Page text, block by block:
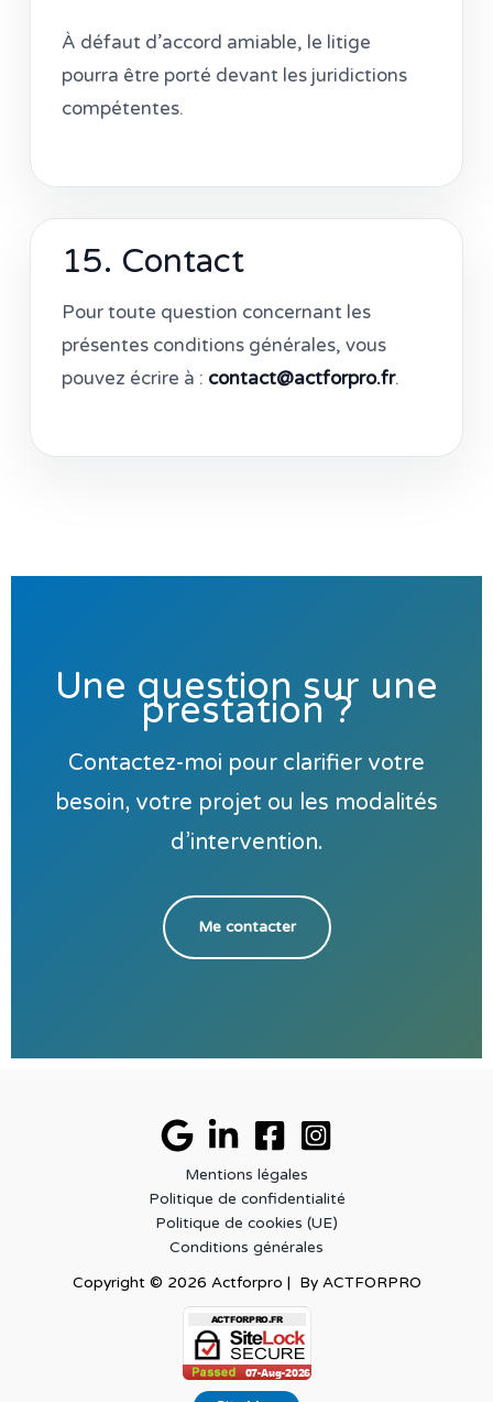
À défaut d’accord amiable, le litige
pourra être porté devant les juridictions
compétentes.
15. Contact
Pour toute question concernant les
présentes conditions générales, vous
pouvez écrire à : contact@actforpro.fr.
Une question sur une
prestation ?
Contactez-moi pour clarifier votre
besoin, votre projet ou les modalités
d’intervention.
Me contacter
Mentions légales
Politique de confidentialité
Politique de cookies (UE)
Conditions générales
Copyright © 2026 Actforpro | By ACTFORPRO